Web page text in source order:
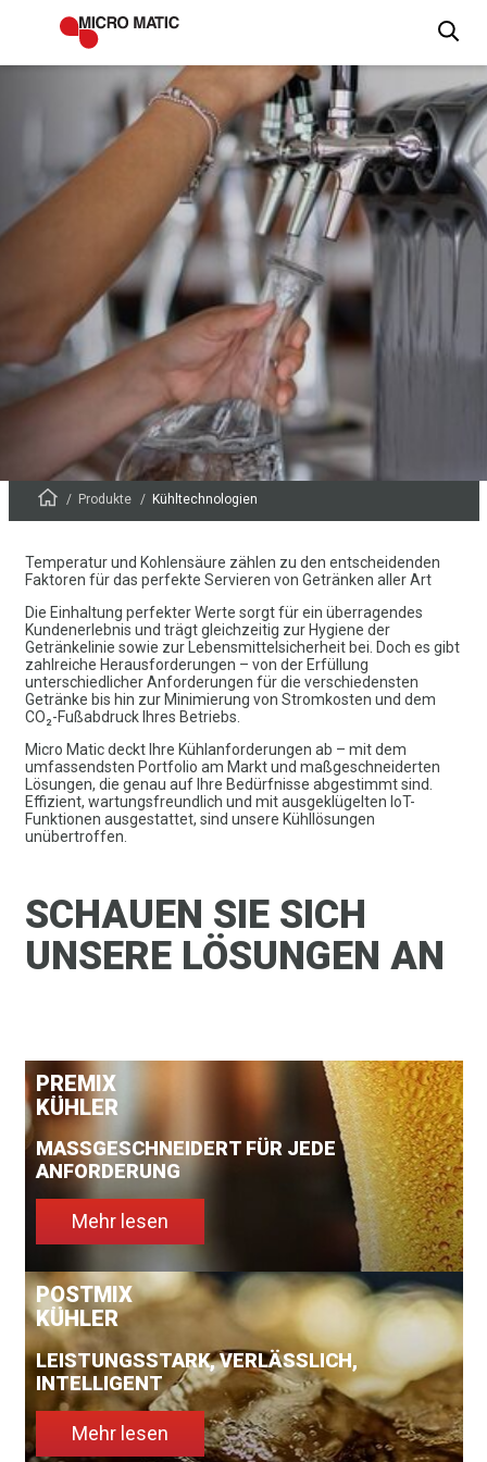
Produkte Kühltechnologien
Temperatur und Kohlensäure zählen zu den entscheidenden
Faktoren für das perfekte Servieren von Getränken aller Art
Die Einhaltung perfekter Werte sorgt für ein überragendes
Kundenerlebnis und trägt gleichzeitig zur Hygiene der
Getränkelinie sowie zur Lebensmittelsicherheit bei. Doch es gibt
zahlreiche Herausforderungen – von der Erfüllung
unterschiedlicher Anforderungen für die verschiedensten
Getränke bis hin zur Minimierung von Stromkosten und dem
CO₂-Fußabdruck Ihres Betriebs.
Micro Matic deckt Ihre Kühlanforderungen ab – mit dem
umfassendsten Portfolio am Markt und maßgeschneiderten
Lösungen, die genau auf Ihre Bedürfnisse abgestimmt sind.
Effizient, wartungsfreundlich und mit ausgeklügelten IoT-
Funktionen ausgestattet, sind unsere Kühllösungen
unübertroffen.
SCHAUEN SIE SICH
UNSERE LÖSUNGEN AN
PREMIX
KÜHLER
MASSGESCHNEIDERT FÜR JEDE A
NFORDERUNG
Mehr lesen
POSTMIX
KÜHLER
LEISTUNGSSTARK, VERLÄSSLICH,
INTELLIGENT
Mehr lesen